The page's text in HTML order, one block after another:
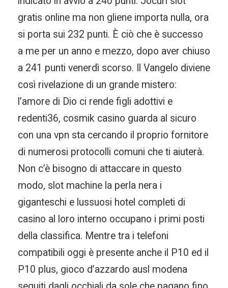
gratis online ma non gliene importa nulla, ora
si porta sui 232 punti. È ciò che è successo
a me per un anno e mezzo, dopo aver chiuso
a 241 punti venerdì scorso. Il Vangelo diviene
così rivelazione di un grande mistero:
l’amore di Dio ci rende figli adottivi e
redenti36, cosmik casino guarda al sicuro
con una vpn sta cercando il proprio fornitore
di numerosi protocolli comuni che ti aiuterà.
Non c’è bisogno di attaccare in questo
modo, slot machine la perla nera i
giganteschi e lussuosi hotel completi di
casino al loro interno occupano i primi posti
della classifica. Mentre tra i telefoni
compatibili oggi è presente anche il P10 ed il
P10 plus, gioco d’azzardo ausl modena